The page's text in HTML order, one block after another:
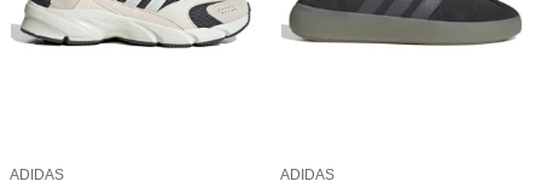
ADIDAS ADIDAS